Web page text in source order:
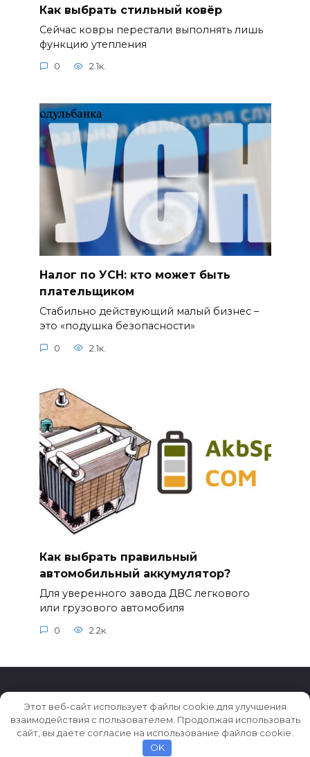
Как выбрать стильный ковёр
Сейчас ковры перестали выполнять лишь
функцию утепления
0 2.1к.
Налог по УСН: кто может быть
плательщиком
Стабильно действующий малый бизнес –
это «подушка безопасности»
0 2.1к.
Как выбрать правильный
автомобильный аккумулятор?
Для уверенного завода ДВС легкового
или грузового автомобиля
0 2.2к.
© 2026 Истории ★ Новости ★ Факты ★ Очерки
Этот веб-сайт использует файлы cookie для улучшения
взаимодействия с пользователем. Продолжая использовать
сайт, вы даете согласие на использование файлов cookie.
OK